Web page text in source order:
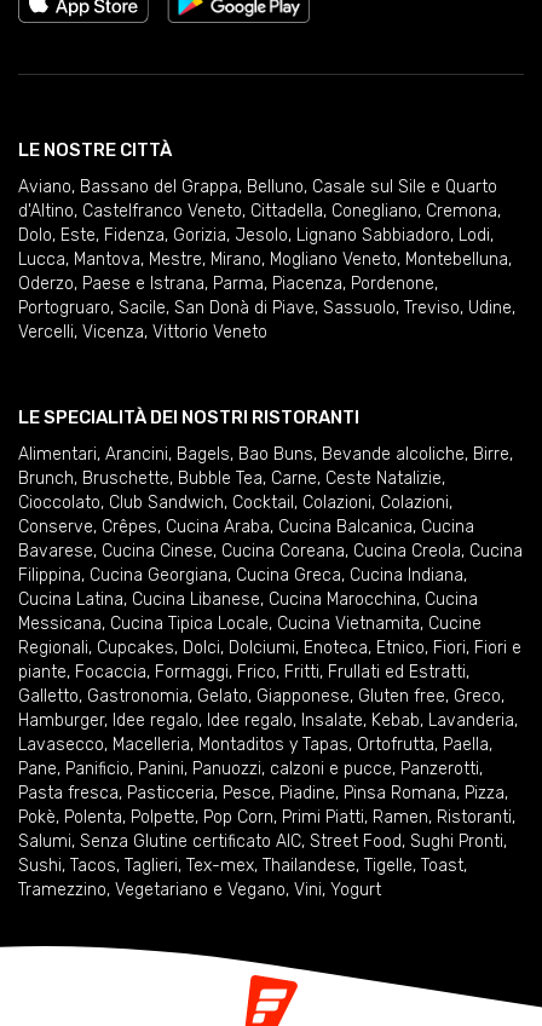
LE NOSTRE CITTÀ
Aviano, Bassano del Grappa, Belluno, Casale sul Sile e Quarto
d'Altino, Castelfranco Veneto, Cittadella, Conegliano, Cremona,
Dolo, Este, Fidenza, Gorizia, Jesolo, Lignano Sabbiadoro, Lodi,
Lucca, Mantova, Mestre, Mirano, Mogliano Veneto, Montebelluna,
Oderzo, Paese e Istrana, Parma, Piacenza, Pordenone,
Portogruaro, Sacile, San Donà di Piave, Sassuolo, Treviso, Udine,
Vercelli, Vicenza, Vittorio Veneto
LE SPECIALITÀ DEI NOSTRI RISTORANTI
Alimentari, Arancini, Bagels, Bao Buns, Bevande alcoliche, Birre,
Brunch, Bruschette, Bubble Tea, Carne, Ceste Natalizie,
Cioccolato, Club Sandwich, Cocktail , Colazioni, Colazioni,
Conserve, Crêpes, Cucina Araba, Cucina Balcanica, Cucina
Bavarese, Cucina Cinese, Cucina Coreana, Cucina Creola, Cucina
Filippina, Cucina Georgiana, Cucina Greca, Cucina Indiana,
Cucina Latina, Cucina Libanese, Cucina Marocchina, Cucina
Messicana, Cucina Tipica Locale, Cucina Vietnamita, Cucine
Regionali, Cupcakes, Dolci, Dolciumi, Enoteca, Etnico, Fiori, Fiori e
piante, Focaccia, Formaggi, Frico, Fritti, Frullati ed Estratti,
Galletto, Gastronomia, Gelato, Giapponese, Gluten free, Greco,
Hamburger, Idee regalo, Idee regalo, Insalate, Kebab, Lavanderia,
Lavasecco, Macelleria, Montaditos y Tapas, Ortofrutta, Paella,
Pane, Panificio, Panini, Panuozzi, calzoni e pucce, Panzerotti,
Pasta fresca, Pasticceria, Pesce, Piadine, Pinsa Romana, Pizza,
Pokè, Polenta, Polpette, Pop Corn, Primi Piatti, Ramen, Ristoranti,
Salumi, Senza Glutine certificato AIC, Street Food, Sughi Pronti,
Sushi, Tacos, Taglieri, Tex-mex, Thailandese, Tigelle, Toast,
Tramezzino, Vegetariano e Vegano, Vini, Yogurt